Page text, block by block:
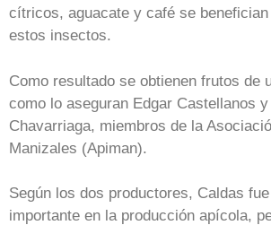
cítricos, aguacate y café se
estos insectos.
Como resultado se obtienen frutos de
como lo aseguran Edgar Castellanos
Chavarriaga, miembros de la
Manizales (Apiman).
Según los dos productores, Caldas
importante en la producción apícola,